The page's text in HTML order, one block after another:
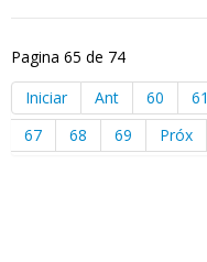
Pagina 65 de 74
Iniciar
Ant 60 61
67
68 69 Próx